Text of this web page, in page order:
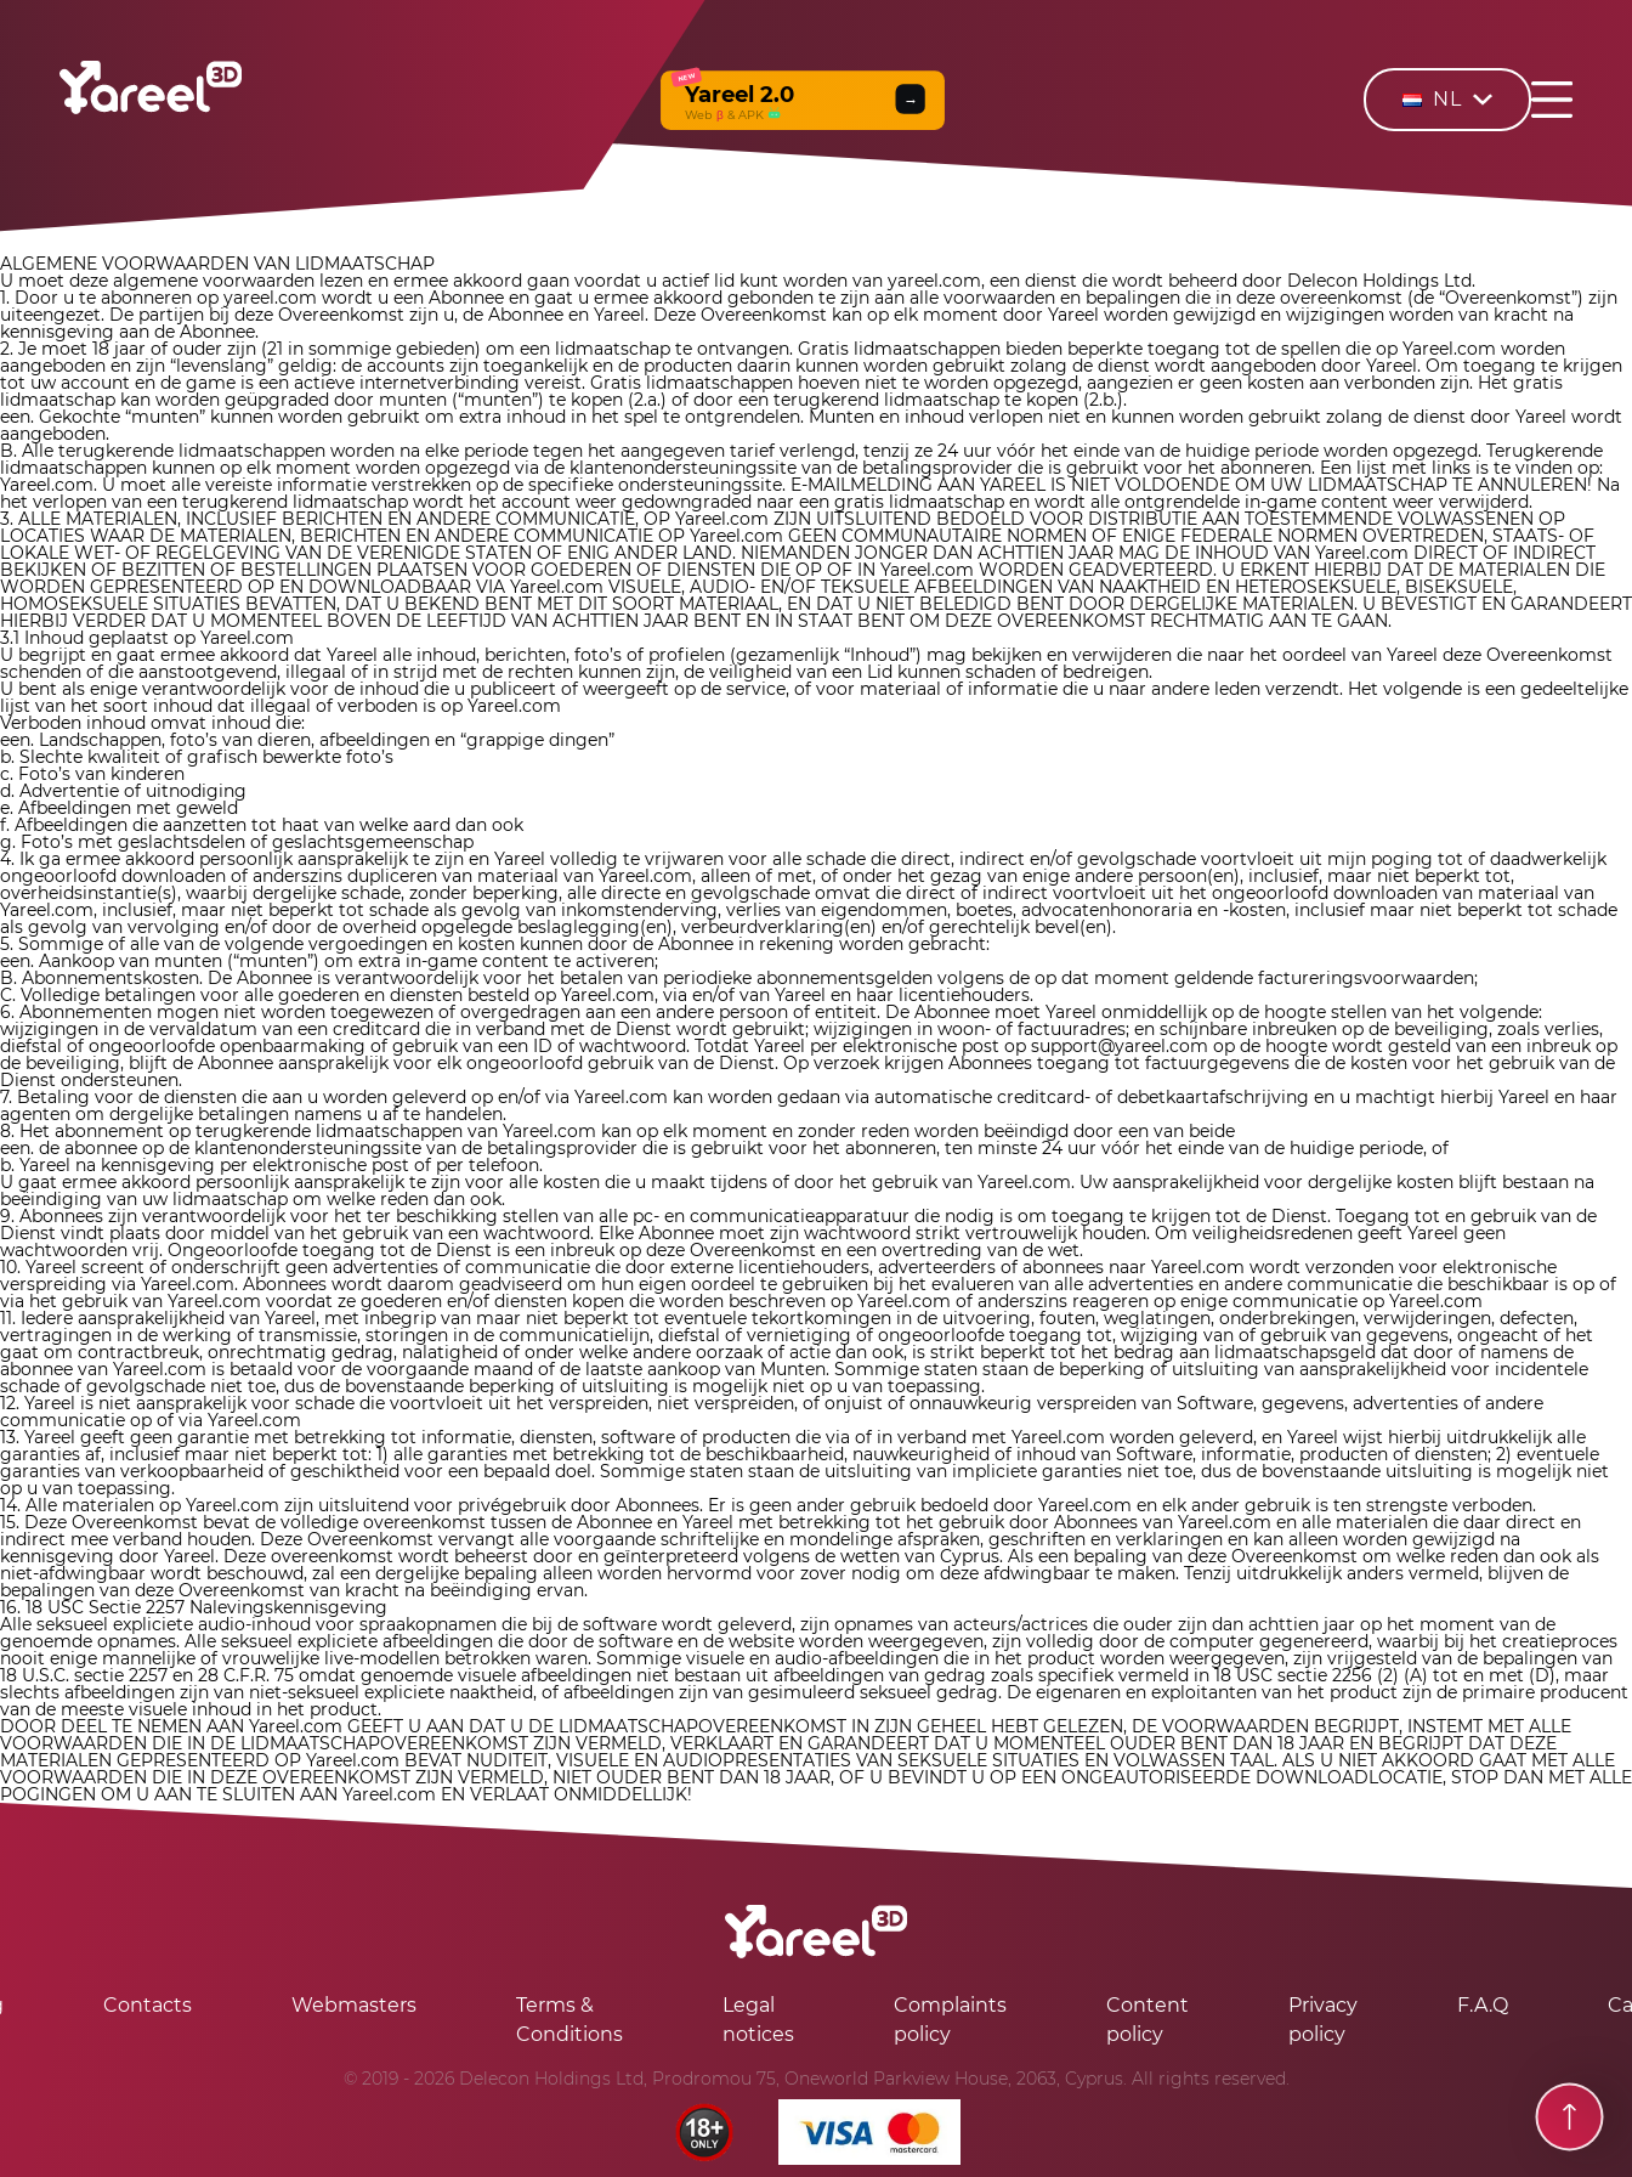
NEW
Yareel 2.0
Webβ & APK
→ NL
ALGEMENE VOORWAARDEN VAN LIDMAATSCHAP
U moet deze algemene voorwaarden lezen en ermee akkoord gaan voordat u actief lid kunt worden van yareel.com, een dienst die wordt beheerd door Delecon Holdings Ltd.
1. Door u te abonneren op yareel.com wordt u een Abonnee en gaat u ermee akkoord gebonden te zijn aan alle voorwaarden en bepalingen die in deze overeenkomst (de “Overeenkomst”) zijn
uiteengezet. De partijen bij deze Overeenkomst zijn u, de Abonnee en Yareel. Deze Overeenkomst kan op elk moment door Yareel worden gewijzigd en wijzigingen worden van kracht na
kennisgeving aan de Abonnee.
2. Je moet 18 jaar of ouder zijn (21 in sommige gebieden) om een ​​lidmaatschap te ontvangen. Gratis lidmaatschappen bieden beperkte toegang tot de spellen die op Yareel.com worden
aangeboden en zijn “levenslang” geldig: de accounts zijn toegankelijk en de producten daarin kunnen worden gebruikt zolang de dienst wordt aangeboden door Yareel. Om toegang te krijgen
tot uw account en de game is een actieve internetverbinding vereist. Gratis lidmaatschappen hoeven niet te worden opgezegd, aangezien er geen kosten aan verbonden zijn. Het gratis
lidmaatschap kan worden geüpgraded door munten (“munten”) te kopen (2.a.) of door een terugkerend lidmaatschap te kopen (2.b.).
een. Gekochte “munten” kunnen worden gebruikt om extra inhoud in het spel te ontgrendelen. Munten en inhoud verlopen niet en kunnen worden gebruikt zolang de dienst door Yareel wordt
aangeboden.
B. Alle terugkerende lidmaatschappen worden na elke periode tegen het aangegeven tarief verlengd, tenzij ze 24 uur vóór het einde van de huidige periode worden opgezegd. Terugkerende
lidmaatschappen kunnen op elk moment worden opgezegd via de klantenondersteuningssite van de betalingsprovider die is gebruikt voor het abonneren. Een lijst met links is te vinden op:
Yareel.com. U moet alle vereiste informatie verstrekken op de specifieke ondersteuningssite. E-MAILMELDING AAN YAREEL IS NIET VOLDOENDE OM UW LIDMAATSCHAP TE ANNULEREN! Na
het verlopen van een terugkerend lidmaatschap wordt het account weer gedowngraded naar een gratis lidmaatschap en wordt alle ontgrendelde in-game content weer verwijderd.
3. ALLE MATERIALEN, INCLUSIEF BERICHTEN EN ANDERE COMMUNICATIE, OP Yareel.com ZIJN UITSLUITEND BEDOELD VOOR DISTRIBUTIE AAN TOESTEMMENDE VOLWASSENEN OP
LOCATIES WAAR DE MATERIALEN, BERICHTEN EN ANDERE COMMUNICATIE OP Yareel.com GEEN COMMUNAUTAIRE NORMEN OF ENIGE FEDERALE NORMEN OVERTREDEN, STAATS- OF
LOKALE WET- OF REGELGEVING VAN DE VERENIGDE STATEN OF ENIG ANDER LAND. NIEMANDEN JONGER DAN ACHTTIEN JAAR MAG DE INHOUD VAN Yareel.com DIRECT OF INDIRECT
BEKIJKEN OF BEZITTEN OF BESTELLINGEN PLAATSEN VOOR GOEDEREN OF DIENSTEN DIE OP OF IN Yareel.com WORDEN GEADVERTEERD. U ERKENT HIERBIJ DAT DE MATERIALEN DIE
WORDEN GEPRESENTEERD OP EN DOWNLOADBAAR VIA Yareel.com VISUELE, AUDIO- EN/OF TEKSUELE AFBEELDINGEN VAN NAAKTHEID EN HETEROSEKSUELE, BISEKSUELE,
HOMOSEKSUELE SITUATIES BEVATTEN, DAT U BEKEND BENT MET DIT SOORT MATERIAAL, EN DAT U NIET BELEDIGD BENT DOOR DERGELIJKE MATERIALEN. U BEVESTIGT EN GARANDEERT
HIERBIJ VERDER DAT U MOMENTEEL BOVEN DE LEEFTIJD VAN ACHTTIEN JAAR BENT EN IN STAAT BENT OM DEZE OVEREENKOMST RECHTMATIG AAN TE GAAN.
3.1 Inhoud geplaatst op Yareel.com
U begrijpt en gaat ermee akkoord dat Yareel alle inhoud, berichten, foto’s of profielen (gezamenlijk “Inhoud”) mag bekijken en verwijderen die naar het oordeel van Yareel deze Overeenkomst
schenden of die aanstootgevend, illegaal of in strijd met de rechten kunnen zijn, de veiligheid van een Lid kunnen schaden of bedreigen.
U bent als enige verantwoordelijk voor de inhoud die u publiceert of weergeeft op de service, of voor materiaal of informatie die u naar andere leden verzendt. Het volgende is een gedeeltelijke
lijst van het soort inhoud dat illegaal of verboden is op Yareel.com
Verboden inhoud omvat inhoud die:
een. Landschappen, foto’s van dieren, afbeeldingen en “grappige dingen”
b. Slechte kwaliteit of grafisch bewerkte foto’s
c. Foto’s van kinderen
d. Advertentie of uitnodiging
e. Afbeeldingen met geweld
f. Afbeeldingen die aanzetten tot haat van welke aard dan ook
g. Foto’s met geslachtsdelen of geslachtsgemeenschap
4. Ik ga ermee akkoord persoonlijk aansprakelijk te zijn en Yareel volledig te vrijwaren voor alle schade die direct, indirect en/of gevolgschade voortvloeit uit mijn poging tot of daadwerkelijk
ongeoorloofd downloaden of anderszins dupliceren van materiaal van Yareel.com, alleen of met, of onder het gezag van enige andere persoon(en), inclusief, maar niet beperkt tot,
overheidsinstantie(s), waarbij dergelijke schade, zonder beperking, alle directe en gevolgschade omvat die direct of indirect voortvloeit uit het ongeoorloofd downloaden van materiaal van
Yareel.com, inclusief, maar niet beperkt tot schade als gevolg van inkomstenderving, verlies van eigendommen, boetes, advocatenhonoraria en -kosten, inclusief maar niet beperkt tot schade
als gevolg van vervolging en/of door de overheid opgelegde beslaglegging(en), verbeurdverklaring(en) en/of gerechtelijk bevel(en).
5. Sommige of alle van de volgende vergoedingen en kosten kunnen door de Abonnee in rekening worden gebracht:
een. Aankoop van munten (“munten”) om extra in-game content te activeren;
B. Abonnementskosten. De Abonnee is verantwoordelijk voor het betalen van periodieke abonnementsgelden volgens de op dat moment geldende factureringsvoorwaarden;
C. Volledige betalingen voor alle goederen en diensten besteld op Yareel.com, via en/of van Yareel en haar licentiehouders.
6. Abonnementen mogen niet worden toegewezen of overgedragen aan een andere persoon of entiteit. De Abonnee moet Yareel onmiddellijk op de hoogte stellen van het volgende:
wijzigingen in de vervaldatum van een creditcard die in verband met de Dienst wordt gebruikt; wijzigingen in woon- of factuuradres; en schijnbare inbreuken op de beveiliging, zoals verlies,
diefstal of ongeoorloofde openbaarmaking of gebruik van een ID of wachtwoord. Totdat Yareel per elektronische post op support@yareel.com op de hoogte wordt gesteld van een inbreuk op
de beveiliging, blijft de Abonnee aansprakelijk voor elk ongeoorloofd gebruik van de Dienst. Op verzoek krijgen Abonnees toegang tot factuurgegevens die de kosten voor het gebruik van de
Dienst ondersteunen.
7. Betaling voor de diensten die aan u worden geleverd op en/of via Yareel.com kan worden gedaan via automatische creditcard- of debetkaartafschrijving en u machtigt hierbij Yareel en haar
agenten om dergelijke betalingen namens u af te handelen.
8. Het abonnement op terugkerende lidmaatschappen van Yareel.com kan op elk moment en zonder reden worden beëindigd door een van beide
een. de abonnee op de klantenondersteuningssite van de betalingsprovider die is gebruikt voor het abonneren, ten minste 24 uur vóór het einde van de huidige periode, of
b. Yareel na kennisgeving per elektronische post of per telefoon.
U gaat ermee akkoord persoonlijk aansprakelijk te zijn voor alle kosten die u maakt tijdens of door het gebruik van Yareel.com. Uw aansprakelijkheid voor dergelijke kosten blijft bestaan ​​na
beëindiging van uw lidmaatschap om welke reden dan ook.
9. Abonnees zijn verantwoordelijk voor het ter beschikking stellen van alle pc- en communicatieapparatuur die nodig is om toegang te krijgen tot de Dienst. Toegang tot en gebruik van de
Dienst vindt plaats door middel van het gebruik van een wachtwoord. Elke Abonnee moet zijn wachtwoord strikt vertrouwelijk houden. Om veiligheidsredenen geeft Yareel geen
wachtwoorden vrij. Ongeoorloofde toegang tot de Dienst is een inbreuk op deze Overeenkomst en een overtreding van de wet.
10. Yareel screent of onderschrijft geen advertenties of communicatie die door externe licentiehouders, adverteerders of abonnees naar Yareel.com wordt verzonden voor elektronische
verspreiding via Yareel.com. Abonnees wordt daarom geadviseerd om hun eigen oordeel te gebruiken bij het evalueren van alle advertenties en andere communicatie die beschikbaar is op of
via het gebruik van Yareel.com voordat ze goederen en/of diensten kopen die worden beschreven op Yareel.com of anderszins reageren op enige communicatie op Yareel.com
11. Iedere aansprakelijkheid van Yareel, met inbegrip van maar niet beperkt tot eventuele tekortkomingen in de uitvoering, fouten, weglatingen, onderbrekingen, verwijderingen, defecten,
vertragingen in de werking of transmissie, storingen in de communicatielijn, diefstal of vernietiging of ongeoorloofde toegang tot, wijziging van of gebruik van gegevens, ongeacht of het
gaat om contractbreuk, onrechtmatig gedrag, nalatigheid of onder welke andere oorzaak of actie dan ook, is strikt beperkt tot het bedrag aan lidmaatschapsgeld dat door of namens de
abonnee van Yareel.com is betaald voor de voorgaande maand of de laatste aankoop van Munten. Sommige staten staan ​​de beperking of uitsluiting van aansprakelijkheid voor incidentele
schade of gevolgschade niet toe, dus de bovenstaande beperking of uitsluiting is mogelijk niet op u van toepassing.
12. Yareel is niet aansprakelijk voor schade die voortvloeit uit het verspreiden, niet verspreiden, of onjuist of onnauwkeurig verspreiden van Software, gegevens, advertenties of andere
communicatie op of via Yareel.com
13. Yareel geeft geen garantie met betrekking tot informatie, diensten, software of producten die via of in verband met Yareel.com worden geleverd, en Yareel wijst hierbij uitdrukkelijk alle
garanties af, inclusief maar niet beperkt tot: 1) alle garanties met betrekking tot de beschikbaarheid, nauwkeurigheid of inhoud van Software, informatie, producten of diensten; 2) eventuele
garanties van verkoopbaarheid of geschiktheid voor een bepaald doel. Sommige staten staan ​​de uitsluiting van impliciete garanties niet toe, dus de bovenstaande uitsluiting is mogelijk niet
op u van toepassing.
14. Alle materialen op Yareel.com zijn uitsluitend voor privégebruik door Abonnees. Er is geen ander gebruik bedoeld door Yareel.com en elk ander gebruik is ten strengste verboden.
15. Deze Overeenkomst bevat de volledige overeenkomst tussen de Abonnee en Yareel met betrekking tot het gebruik door Abonnees van Yareel.com en alle materialen die daar direct en
indirect mee verband houden. Deze Overeenkomst vervangt alle voorgaande schriftelijke en mondelinge afspraken, geschriften en verklaringen en kan alleen worden gewijzigd na
kennisgeving door Yareel. Deze overeenkomst wordt beheerst door en geïnterpreteerd volgens de wetten van Cyprus. Als een bepaling van deze Overeenkomst om welke reden dan ook als
niet-afdwingbaar wordt beschouwd, zal een dergelijke bepaling alleen worden hervormd voor zover nodig om deze afdwingbaar te maken. Tenzij uitdrukkelijk anders vermeld, blijven de
bepalingen van deze Overeenkomst van kracht na beëindiging ervan.
16. 18 USC Sectie 2257 Nalevingskennisgeving
Alle seksueel expliciete audio-inhoud voor spraakopnamen die bij de software wordt geleverd, zijn opnames van acteurs/actrices die ouder zijn dan achttien jaar op het moment van de
genoemde opnames. Alle seksueel expliciete afbeeldingen die door de software en de website worden weergegeven, zijn volledig door de computer gegenereerd, waarbij bij het creatieproces
nooit enige mannelijke of vrouwelijke live-modellen betrokken waren. Sommige visuele en audio-afbeeldingen die in het product worden weergegeven, zijn vrijgesteld van de bepalingen van
18 U.S.C. sectie 2257 en 28 C.F.R. 75 omdat genoemde visuele afbeeldingen niet bestaan ​​uit afbeeldingen van gedrag zoals specifiek vermeld in 18 USC sectie 2256 (2) (A) tot en met (D), maar
slechts afbeeldingen zijn van niet-seksueel expliciete naaktheid, of afbeeldingen zijn van gesimuleerd seksueel gedrag. De eigenaren en exploitanten van het product zijn de primaire producent
van de meeste visuele inhoud in het product.
DOOR DEEL TE NEMEN AAN Yareel.com GEEFT U AAN DAT U DE LIDMAATSCHAPOVEREENKOMST IN ZIJN GEHEEL HEBT GELEZEN, DE VOORWAARDEN BEGRIJPT, INSTEMT MET ALLE
VOORWAARDEN DIE IN DE LIDMAATSCHAPOVEREENKOMST ZIJN VERMELD, VERKLAART EN GARANDEERT DAT U MOMENTEEL OUDER BENT DAN 18 JAAR EN BEGRIJPT DAT DEZE
MATERIALEN GEPRESENTEERD OP Yareel.com BEVAT NUDITEIT, VISUELE EN AUDIOPRESENTATIES VAN SEKSUELE SITUATIES EN VOLWASSEN TAAL. ALS U NIET AKKOORD GAAT MET ALLE
VOORWAARDEN DIE IN DEZE OVEREENKOMST ZIJN VERMELD, NIET OUDER BENT DAN 18 JAAR, OF U BEVINDT U OP EEN ONGEAUTORISEERDE DOWNLOADLOCATIE, STOP DAN MET ALLE
POGINGEN OM U AAN TE SLUITEN AAN Yareel.com EN VERLAAT ONMIDDELLIJK!
Contacts Webmasters
Terms &
Conditions
Legal
notices
Complaints
policy
Content
policy
Privacy
policy
F.A.Q
© 2019 - 2026 Delecon Holdings Ltd, Prodromou 75, Oneworld Parkview House, 2063, Cyprus. All rights reserved.